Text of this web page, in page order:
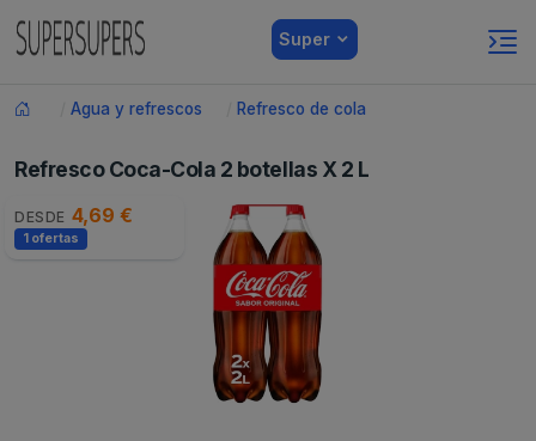
Super
Agua y refrescos Refresco de cola
Refresco Coca-Cola 2 botellas X 2 L
DESDE 4,69 €
1 ofertas